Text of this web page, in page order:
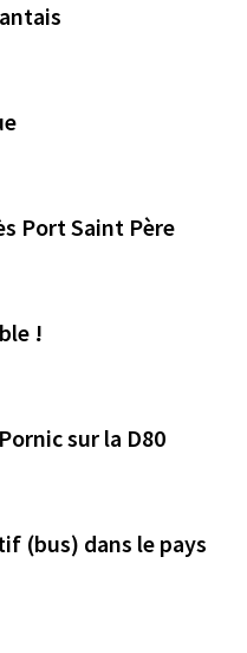
Port Saint Père
!
sur la D80
(bus) dans le pays